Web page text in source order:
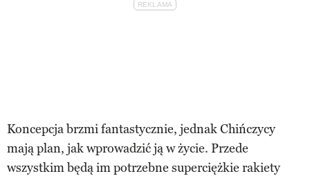
Koncepcja brzmi fantastycznie, jednak Chińczycy
mają plan, jak wprowadzić ją w życie. Przede
wszystkim będą im potrzebne superciężkie rakiety